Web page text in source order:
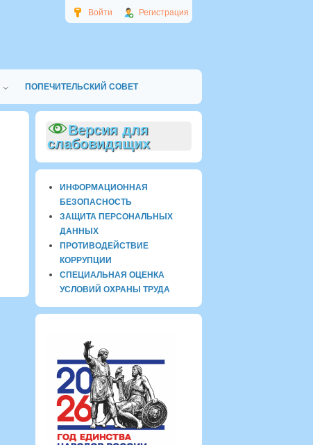
Войти Регистрация
ПОПЕЧИТЕЛЬСКИЙ СОВЕТ
Версия для
слабовидящих
ИНФОРМАЦИОННАЯ
БЕЗОПАСНОСТЬ
ЗАЩИТА ПЕРСОНАЛЬНЫХ
ДАННЫХ
ПРОТИВОДЕЙСТВИЕ
КОРРУПЦИИ
СПЕЦИАЛЬНАЯ ОЦЕНКА
УСЛОВИЙ ОХРАНЫ ТРУДА